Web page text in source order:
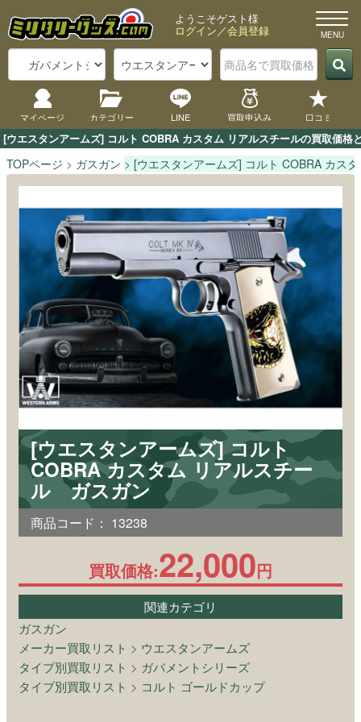
[ウエスタンアームズ] コルト COBRA カスタム リアルスチールの買取価
ようこそゲスト様
ログイン／会員登録
マイページ カテゴリー LINE 買取申込み 口コミ
TOPページ ガスガン [ウエスタンアームズ] コルト COBRA カス
[ウエスタンアームズ] コルト
COBRA カスタム リアルスチー
ル ガスガン
商品コード： 13238
買取価格:22,000円
関連カテゴリ
ガスガン
メーカー買取リスト > ウエスタンアームズ
タイプ別買取リスト > ガバメントシリーズ
タイプ別買取リスト > コルト ゴールドカップ